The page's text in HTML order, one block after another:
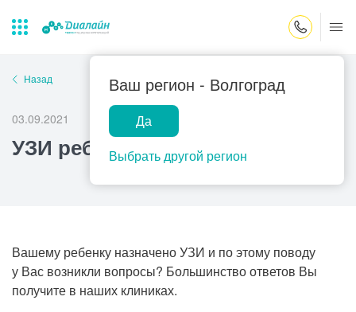
Ваш регион - Волгоград
Да
Выбрать другой регион
Лаборатории
Центр помощи
на дому
Закрыть поиск
Популярные запросы
Прием гинеколога
Прием гастроэнтеролога
Прием офтальмолога
Назад
03.09.2021
УЗИ ребенку
Вашему ребенку назначено УЗИ и по этому поводу
у Вас возникли вопросы? Большинство ответов Вы
получите в наших клиниках.